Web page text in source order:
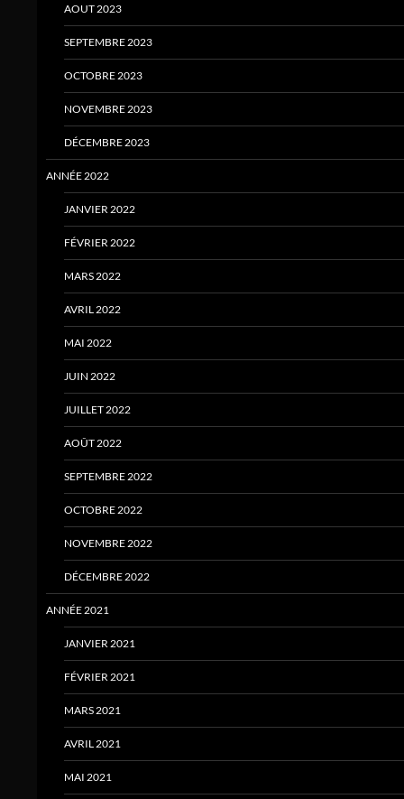
AOUT 2023
SEPTEMBRE 2023
OCTOBRE 2023
NOVEMBRE 2023
DÉCEMBRE 2023
ANNÉE 2022
JANVIER 2022
FÉVRIER 2022
MARS 2022
AVRIL 2022
MAI 2022
JUIN 2022
JUILLET 2022
AOÛT 2022
SEPTEMBRE 2022
OCTOBRE 2022
NOVEMBRE 2022
DÉCEMBRE 2022
ANNÉE 2021
JANVIER 2021
FÉVRIER 2021
MARS 2021
AVRIL 2021
MAI 2021